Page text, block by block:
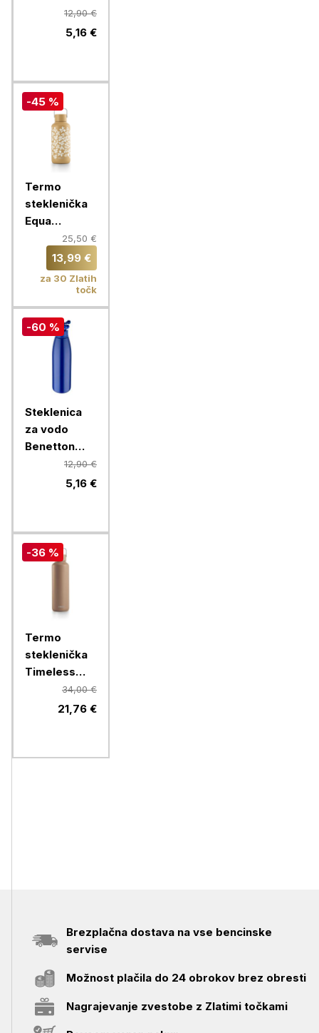
Rainbow 750
ml, zelena
12,90 €
5,16 €
-45 %
Termo
steklenička
Equa
Timeless,
600 ml,
Fleurs
25,50 €
13,99 €
za 30 Zlatih
točk
-60 %
Steklenica
za vodo
Benetton
Rainbow 750
ml, modra
12,90 €
5,16 €
-36 %
Termo
steklenička
Timeless
Equa, 600
ml, Toffee
34,00 €
21,76 €
Brezplačna dostava na vse bencinske
servise
Možnost plačila do 24 obrokov brez obresti
Nagrajevanje zvestobe z Zlatimi točkami